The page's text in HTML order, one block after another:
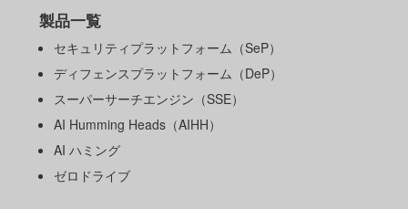
製品一覧
セキュリティプラットフォーム（SeP）
ディフェンスプラットフォーム（DeP）
スーパーサーチエンジン（SSE）
AI Humming Heads（AIHH）
AI ハミング
ゼロドライブ